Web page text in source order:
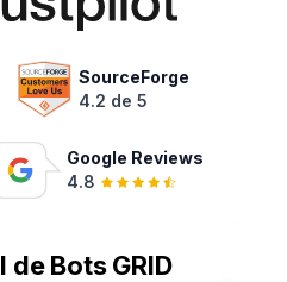
SourceForge
4.2 de 5
Google Reviews
4.8
de Bots GRID